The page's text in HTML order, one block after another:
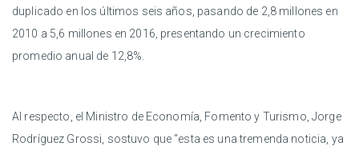
duplicado en los últimos seis años, pasando de 2,8 millones en
2010 a 5,6 millones en 2016, presentando un crecimiento
promedio anual de 12,8%.
Al respecto, el Ministro de Economía, Fomento y Turismo, Jorge
Rodríguez Grossi, sostuvo que “esta es una tremenda noticia, ya